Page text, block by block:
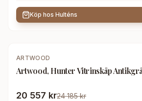
Köp hos Hulténs
-15%
ARTWOOD
Artwood, Hunter Vitrinskåp
20 557 kr24 185 kr